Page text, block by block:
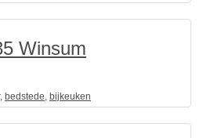
Winsum
, bedstede, bijkeuken